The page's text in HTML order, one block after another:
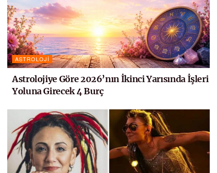
ASTROLOJI
Astrolojiye Göre 2026’nın İkinci Yarısında İşleri
Yoluna Girecek 4 Burç